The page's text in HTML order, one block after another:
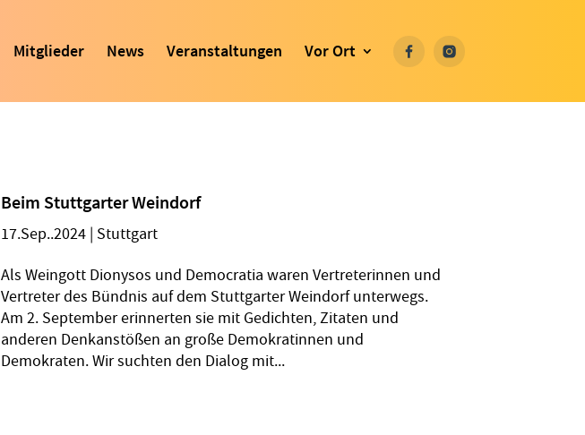
Mitglieder News Veranstaltungen Vor Ort
Beim Stuttgarter Weindorf
17.Sep..2024 | Stuttgart
Als Weingott Dionysos und Democratia waren Vertreterinnen und
Vertreter des Bündnis auf dem Stuttgarter Weindorf unterwegs.
Am 2. September erinnerten sie mit Gedichten, Zitaten und
anderen Denkanstößen an große Demokratinnen und
Demokraten. Wir suchten den Dialog mit...